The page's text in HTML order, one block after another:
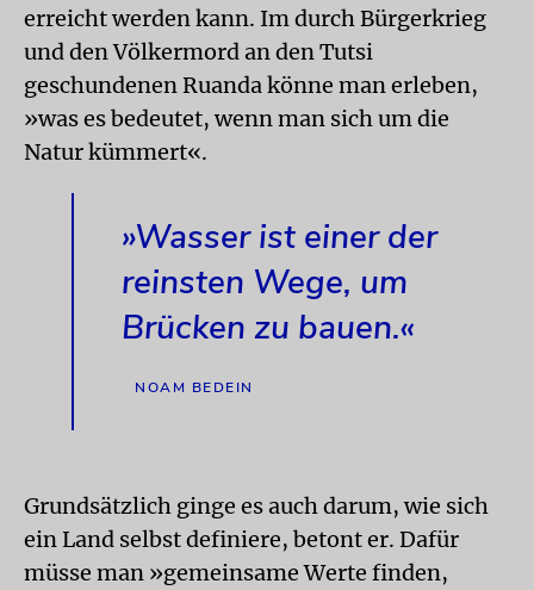
erreicht werden kann. Im durch Bürgerkrieg
und den Völkermord an den Tutsi
geschundenen Ruanda könne man erleben,
»was es bedeutet, wenn man sich um die
Natur kümmert«.
»Wasser ist einer der
reinsten Wege, um
Brücken zu bauen.«
NOAM BEDEIN
Grundsätzlich ginge es auch darum, wie sich
ein Land selbst definiere, betont er. Dafür
müsse man »gemeinsame Werte finden,